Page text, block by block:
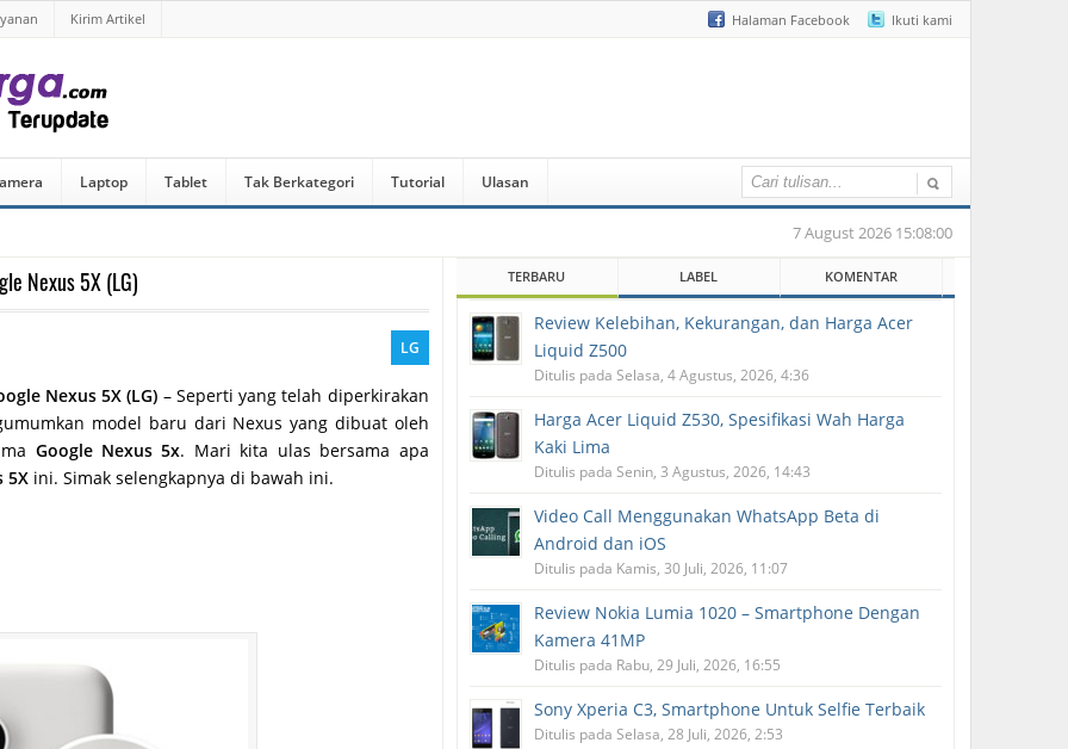
Halaman Facebook Ikuti kami
Kirim Artikel
Laptop Tablet Tak Berkategori Tutorial Ulasan
7 August 2026 15:08:00
Nexus 5X (LG)
LG
Nexus 5X (LG) – Seperti yang telah diperkirakan
model baru dari Nexus yang dibuat oleh
Google Nexus 5x. Mari kita ulas bersama apa
5X ini. Simak selengkapnya di bawah ini.
TERBARU LABEL KOMENTAR
Review Kelebihan, Kekurangan, dan Harga Acer
Liquid Z500
Ditulis pada Selasa, 4 Agustus, 2026, 4:36
Harga Acer Liquid Z530, Spesifikasi Wah Harga
Kaki Lima
Ditulis pada Senin, 3 Agustus, 2026, 14:43
Video Call Menggunakan WhatsApp Beta di
Android dan iOS
Ditulis pada Kamis, 30 Juli, 2026, 11:07
Review Nokia Lumia 1020 – Smartphone Dengan
Kamera 41MP
Ditulis pada Rabu, 29 Juli, 2026, 16:55
Sony Xperia C3, Smartphone Untuk Selfie Terbaik
Ditulis pada Selasa, 28 Juli, 2026, 2:53